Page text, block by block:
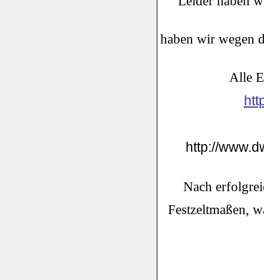
haben wir wegen
Alle
http://
Nach
Festzeltmaßen,